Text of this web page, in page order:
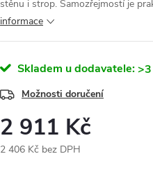
stěnu i strop. Samozřejmostí je
informace
Skladem u dodavatele:
Možnosti doručení
2 911 Kč
2 406 Kč bez DPH